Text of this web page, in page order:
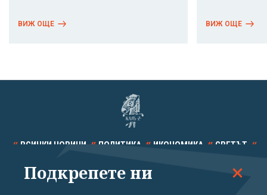
ВИЖ ОЩЕ ВИЖ ОЩЕ
ВСИЧКИ НОВИНИ ПОЛИТИКА ИКОНОМИКА СВЕТЪТ
СПОРТ КУЛТУРА ТЕХНОЛОГИИ КАЛЕЙДОСКОП
Подкрепете ни